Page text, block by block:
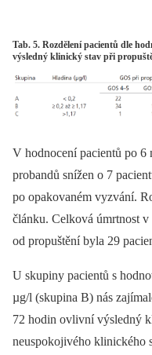
Tab. 5. Rozdělení pacientů dle
výsledný klinický stav při
V hodnocení pacientů po 6
probandů snížen o 7
po opakovaném vyzvání.
článku. Celková úmrtnost v
od propuštění byla 29
U skupiny pacientů s
µg/l (skupina B) nás
72 hodin ovlivní výsledný
neuspokojivého klinického